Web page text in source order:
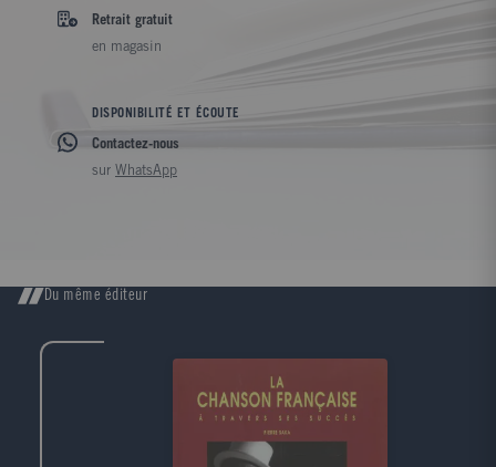
Retrait gratuit
en magasin
DISPONIBILITÉ ET ÉCOUTE
Contactez-nous
sur WhatsApp
Du même éditeur